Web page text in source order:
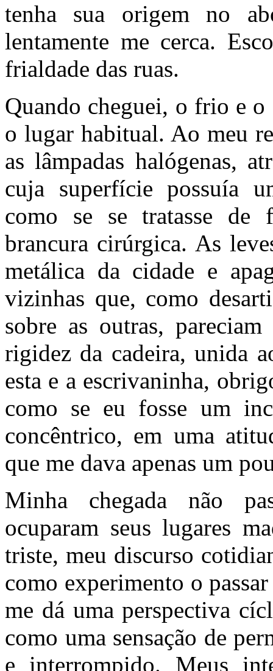
tenha sua origem no
lentamente me cerca.
frialdade das ruas.
Quando cheguei, o frio e o
o lugar habitual. Ao meu
as lâmpadas halógenas,
cuja superfície possuía
como se se tratasse de
brancura cirúrgica. As
metálica da cidade e
vizinhas que, como
sobre as outras,
rigidez da cadeira, unida
esta e a escrivaninha,
como se eu fosse um
concêntrico, em uma
que me dava apenas um
Minha chegada não
ocuparam seus lugares
triste, meu discurso
como experimento o
me dá uma perspectiva
como uma sensação de
e interrompido. Meus